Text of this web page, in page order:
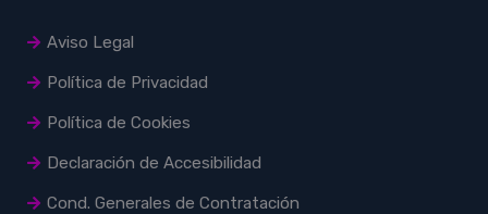
Aviso Legal
Política de Privacidad
Política de Cookies
Declaración de Accesibilidad
Cond. Generales de Contratación